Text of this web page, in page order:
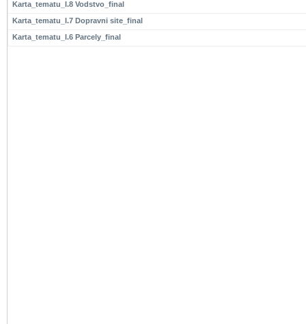
Karta_tematu_I.8 Vodstvo_final
Karta_tematu_I.7 Dopravni site_final
Karta_tematu_I.6 Parcely_final